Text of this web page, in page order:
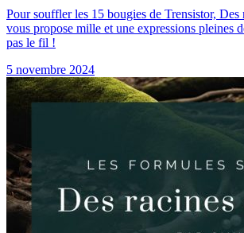
Pour souffler les 15 bougies de Trensistor, Des
vous propose mille et une expressions pleines
pas le fil !
5 novembre 2024